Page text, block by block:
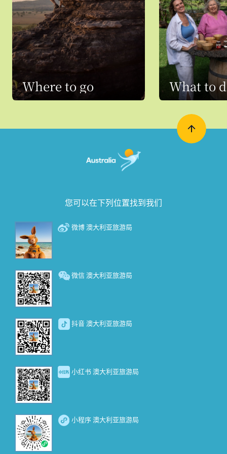
Where to go What to
您可以在下列位置找到我们
微博 澳大利亚旅游局
微信 澳大利亚旅游局
抖音 澳大利亚旅游局
小红书 澳大利亚旅游局
小程序 澳大利亚旅游局